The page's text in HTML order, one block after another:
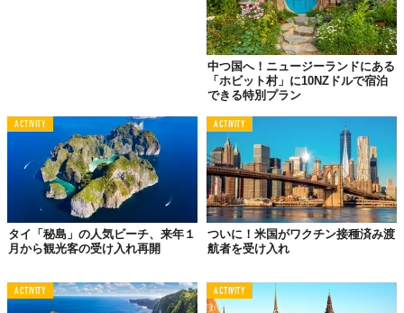
©Airbnb Japan株式会社
中つ国へ！ニュージーランドにある
「ホビット村」に10NZドルで宿泊
できる特別プラン
ACTIVITY
タイ「秘島」の人気ビーチ、来年１
月から観光客の受け入れ再開
ACTIVITY
ついに！米国がワクチン接種済み渡
航者を受け入れ
ACTIVITY ACTIVITY